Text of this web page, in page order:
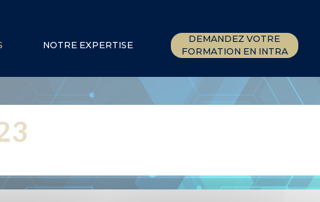
NOTRE EXPERTISE
DEMANDEZ VOTRE
FORMATION EN INTRA